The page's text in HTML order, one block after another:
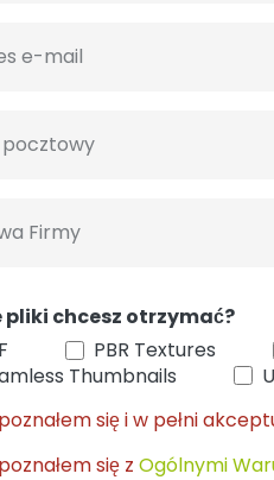
e-mail
pocztowy
Firmy
pliki chcesz otrzymać?
PBR Textures
Thumbnails
się i w pełni
się z Ogólnymi